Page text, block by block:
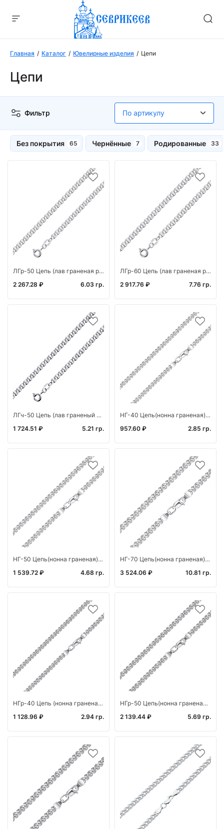
Главная Каталог Ювелирные изделия Цепи
Цепи
Фильтр
Без покрытия Чернённые Родированные
ЛГр-50 Цепь (лав граненая родированная) (Ag 925)
2 267.28 ₽
6.03 гр.
ЛГр-60 Цепь (лав граненая родированная) (Ag 925)
2 917.76 ₽
7.76 гр.
ЛГч-50 Цепь (лав граненый черненый)(Ag 925)
1 724.51 ₽
5.21 гр.
НГ-40 Цепь(нонна граненая) (Ag 925)
957.60 ₽
2.85 гр.
НГ-50 Цепь(нонна граненая) (Ag 925*)
1 539.72 ₽
4.68 гр.
НГ-70 Цепь(нонна граненая) (Ag 925)
3 524.06 ₽
10.81 гр.
НГр-40 Цепь (нонна граненая родированная) (Ag 925)
1 128.96 ₽
2.94 гр.
НГр-50 Цепь(нонна граненая родированная)(Ag 925)
2 139.44 ₽
5.69 гр.